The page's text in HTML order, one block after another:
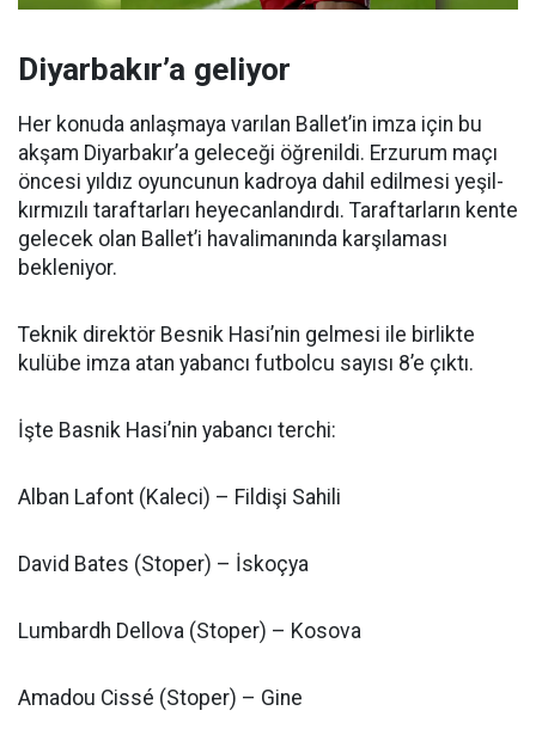
Diyarbakır’a geliyor
Her konuda anlaşmaya varılan Ballet’in imza için bu
akşam Diyarbakır’a geleceği öğrenildi. Erzurum maçı
öncesi yıldız oyuncunun kadroya dahil edilmesi yeşil-
kırmızılı taraftarları heyecanlandırdı. Taraftarların kente
gelecek olan Ballet’i havalimanında karşılaması
bekleniyor.
Teknik direktör Besnik Hasi’nin gelmesi ile birlikte
kulübe imza atan yabancı futbolcu sayısı 8’e çıktı.
İşte Basnik Hasi’nin yabancı terchi:
Alban Lafont (Kaleci) – Fildişi Sahili
David Bates (Stoper) – İskoçya
Lumbardh Dellova (Stoper) – Kosova
Amadou Cissé (Stoper) – Gine